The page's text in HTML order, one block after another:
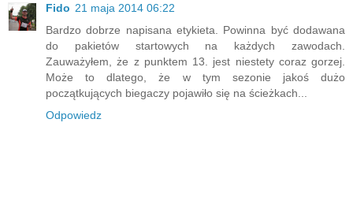
Fido 21 maja 2014 06:22
Bardzo dobrze napisana etykieta. Powinna być dodawana
do pakietów startowych na każdych zawodach.
Zauważyłem, że z punktem 13. jest niestety coraz gorzej.
Może to dlatego, że w tym sezonie jakoś dużo
początkujących biegaczy pojawiło się na ścieżkach...
Odpowiedz